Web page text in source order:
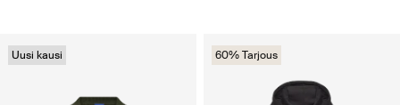
Uusi kausi 60% Tarjous